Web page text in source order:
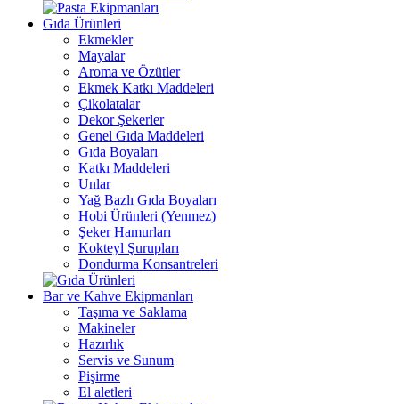
Gıda Ürünleri
Ekmekler
Mayalar
Aroma ve Özütler
Ekmek Katkı Maddeleri
Çikolatalar
Dekor Şekerler
Genel Gıda Maddeleri
Gıda Boyaları
Katkı Maddeleri
Unlar
Yağ Bazlı Gıda Boyaları
Hobi Ürünleri (Yenmez)
Şeker Hamurları
Kokteyl Şurupları
Dondurma Konsantreleri
Bar ve Kahve Ekipmanları
Taşıma ve Saklama
Makineler
Hazırlık
Servis ve Sunum
Pişirme
El aletleri